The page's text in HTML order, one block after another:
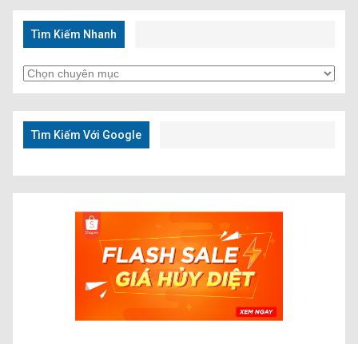
Tìm Kiếm Nhanh
Tìm
Kiếm
Nhanh
Tìm Kiếm Với Google